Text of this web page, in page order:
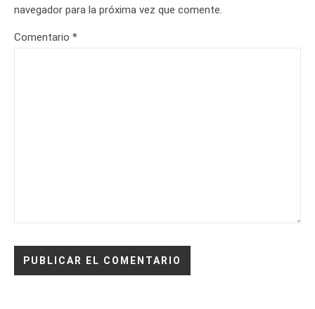
navegador para la próxima vez que comente.
Comentario *